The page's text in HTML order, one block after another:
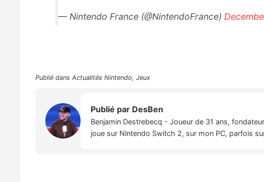
— Nintendo France (@NintendoFrance)
Publié dans Actualités Nintendo, Jeux
Publié par DesBen
Benjamin Destrebecq - Joueur de 31 ans,
joue sur Nintendo Switch 2, sur mon PC, parfois